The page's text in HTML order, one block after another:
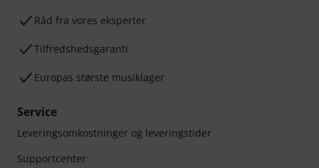
Råd fra vores eksperter
Tilfredshedsgaranti
Europas største musiklager
Service
Leveringsomkostninger og leveringstider
Supportcenter